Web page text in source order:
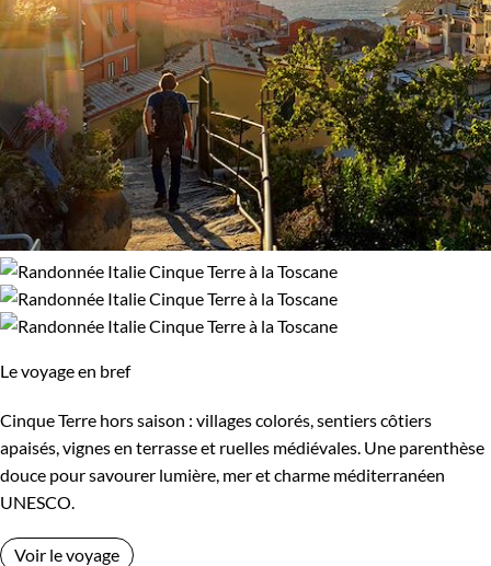
Le voyage en bref
Cinque Terre hors saison : villages colorés, sentiers côtiers
apaisés, vignes en terrasse et ruelles médiévales. Une parenthèse
douce pour savourer lumière, mer et charme méditerranéen
UNESCO.
Voir le voyage